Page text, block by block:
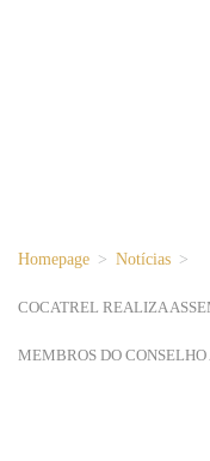
Homepage > Notícias >
COCATREL REALIZA
MEMBROS DO